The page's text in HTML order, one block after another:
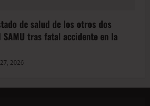
de salud de los otros dos
tras fatal accidente en la
2026